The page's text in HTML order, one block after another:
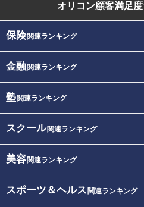
オリコン顧客満足度
保険関連ランキング
金融関連ランキング
塾関連ランキング
スクール関連ランキング
美容関連ランキング
スポーツ＆ヘルス 関連ランキング